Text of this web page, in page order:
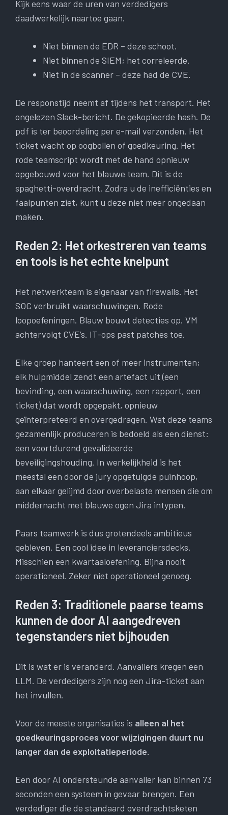
Kijk eens waar de uren van verdedigers
daadwerkelijk naartoe gaan.
Niet binnen de EDR – deze schoot.
Niet binnen de SIEM; het correleerde.
Niet in de scanner – deze had de CVE.
De responstijd neemt af tijdens het transport. Het
ongelezen Slack-bericht. De gekopieerde hash. De
pdf is ter beoordeling per e-mail verzonden. Het
ticket wacht op oogbollen of goedkeuring. Het
rode teamscript wordt met de hand opnieuw
opgebouwd voor het blauwe team. Dit is de
spaghetti-overdracht. Zodra u de inefficiënties en
faalpunten ziet, kunt u deze niet meer ongedaan
maken.
Reden 2: Het orkestreren van teams
en tools is het echte knelpunt
Het netwerkteam is eigenaar van firewalls. Het
SOC verbruikt waarschuwingen. Rode
loopoefeningen. Blauw bouwt detecties op. VM
achtervolgt CVE’s. IT-ops past patches toe.
Elke groep hanteert een of meer instrumenten;
elk hulpmiddel zendt een artefact uit (een
bevinding, een waarschuwing, een rapport, een
ticket) dat wordt opgepakt, opnieuw
geïnterpreteerd en overgedragen. Wat deze teams
gezamenlijk produceren is bedoeld als een dienst:
een voortdurend gevalideerde
beveiligingshouding. In werkelijkheid is het
meestal een door de jury opgetuigde puinhoop,
aan elkaar gelijmd door overbelaste mensen die om
middernacht met blauwe ogen Jira intypen.
Paars teamwerk is dus grotendeels ambitieus
gebleven. Een cool idee in leveranciersdecks.
Misschien een kwartaaloefening. Bijna nooit
operationeel. Zeker niet operationeel genoeg.
Reden 3: Traditionele paarse teams
kunnen de door AI aangedreven
tegenstanders niet bijhouden
Dit is wat er is veranderd. Aanvallers kregen een
LLM. De verdedigers zijn nog een Jira-ticket aan
het invullen.
Voor de meeste organisaties is alleen al het
goedkeuringsproces voor wijzigingen duurt nu
langer dan de exploitatieperiode.
Een door AI ondersteunde aanvaller kan binnen 73
seconden een systeem in gevaar brengen. Een
verdediger die de standaard overdrachtsketen